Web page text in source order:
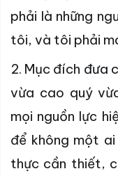
phải là những
tôi, và tôi phải
2. Mục đích đưa
vừa cao quý
mọi nguồn lực
để không một
thực cần thiết,